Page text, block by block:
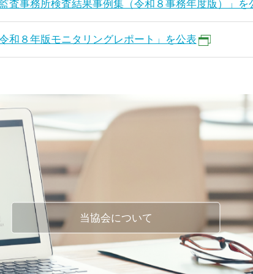
査事務所検査結果事例集（令和８事務年度版）」を
和８年版モニタリングレポート」を公表
当協会について